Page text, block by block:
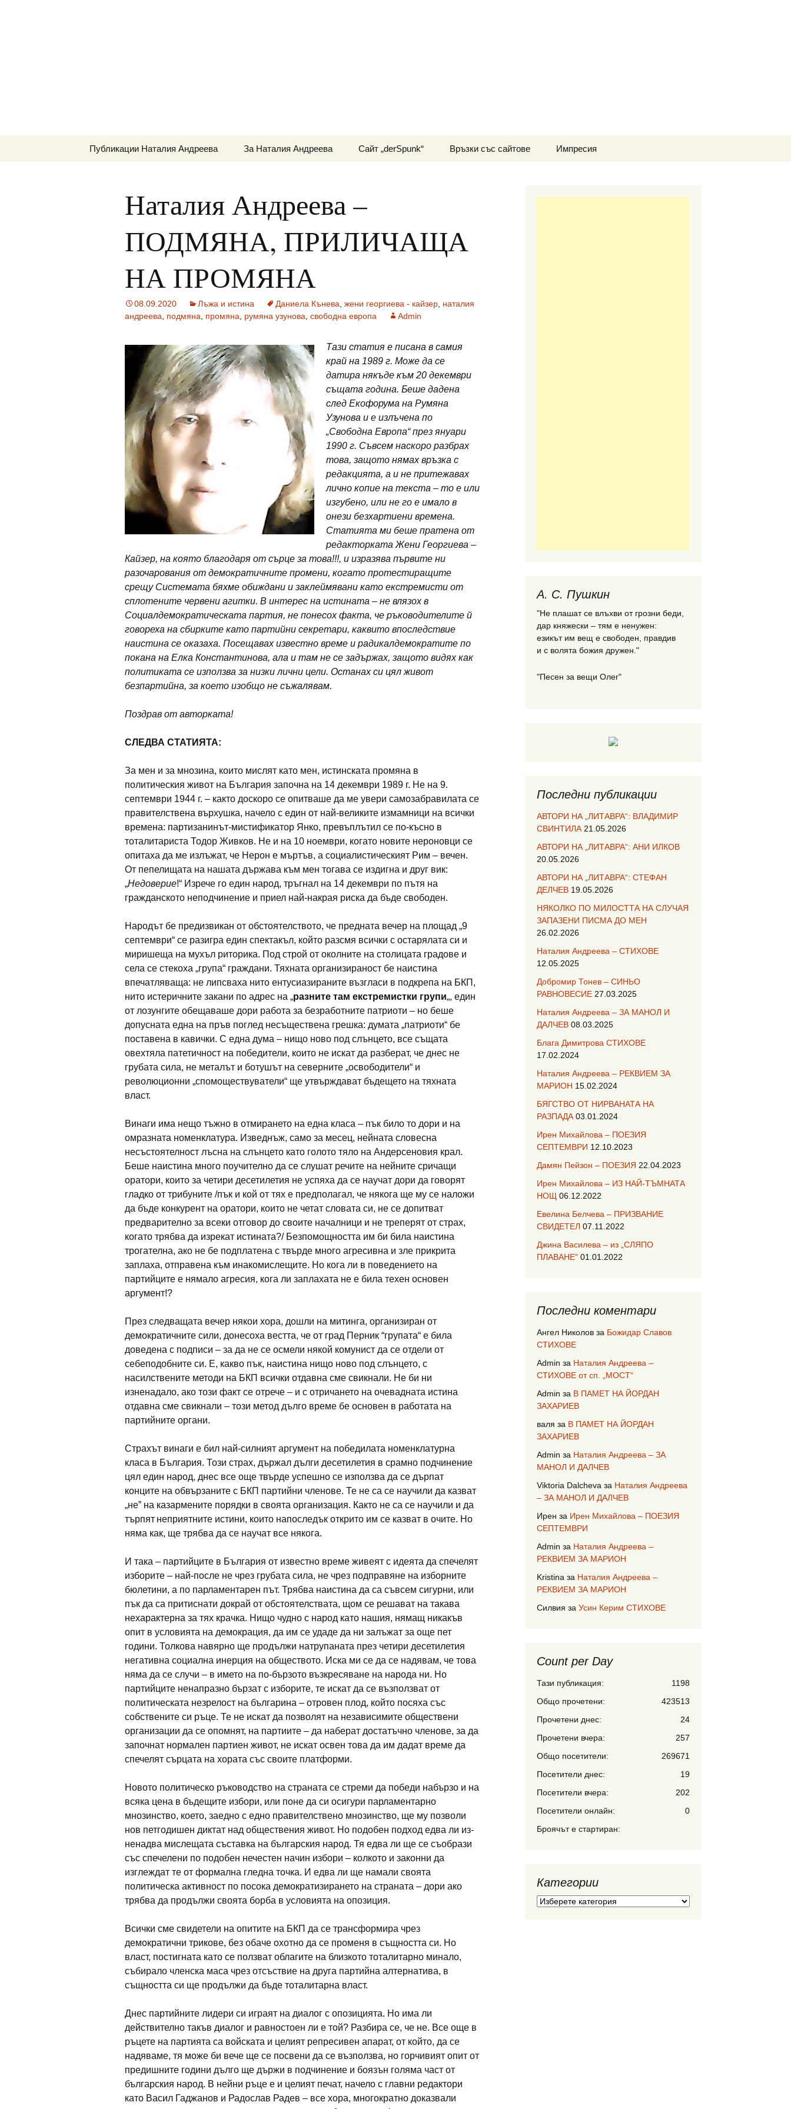
Публикации Наталия Андреева За Наталия Андреева Сайт „derSpunk“ Връзки със сайтове Импресия
Наталия Андреева –
ПОДМЯНА, ПРИЛИЧАЩА
НА ПРОМЯНА
08.09.2020 Лъжа и истина Даниела Кънева жени георгиева - кайзер наталия
андреева
подмяна промяна румяна узунова свободна европа Admin
Тази статия е писана в самия
край на 1989 г. Може да се
датира някъде към 20 декември
същата година. Беше дадена
след Екофорума на Румяна
Узунова и е излъчена по
„Свободна Европа“ през януари
1990 г. Съвсем наскоро разбрах
това, защото нямах връзка с
редакцията, а и не притежавах
лично копие на текста – то е или
изгубено, или не го е имало в
онези безхартиени времена.
Статията ми беше пратена от
редакторката Жени Георгиева –
Кайзер, на която благодаря от сърце за това!!!, и изразява първите ни
разочарования от демократичните промени, когато протестиращите
срещу Системата бяхме обиждани и заклеймявани като екстремисти от
сплотените червени агитки. В интерес на истината – не влязох в
Социалдемократическата партия, не понесох факта, че ръководителите й
говореха на сбирките като партийни секретари, каквито впоследствие
наистина се оказаха. Посещавах известно време и радикалдемократите по
покана на Елка Константинова, ала и там не се задържах, защото видях как
политиката се използва за низки лични цели. Останах си цял живот
безпартийна, за което изобщо не съжалявам.
Поздрав от авторката!
СЛЕДВА СТАТИЯТА:
За мен и за мнозина, които мислят като мен, истинската промяна в
политическия живот на България започна на 14 декември 1989 г. Не на 9.
септември 1944 г. – както доскоро се опитваше да ме увери самозабравилата се
правителствена върхушка, начело с един от най-великите измамници на всички
времена: партизанинът-мистификатор Янко, превъплътил се по-късно в
тоталитариста Тодор Живков. Не и на 10 ноември, когато новите нероновци се
опитаха да ме излъжат, че Нерон е мъртъв, а социалистическият Рим – вечен.
От пепелищата на нашата държава към мен тогава се издигна и друг вик:
„Недоверие!“ Изрече го един народ, тръгнал на 14 декември по пътя на
гражданското неподчинение и приел най-накрая риска да бъде свободен.
Народът бе предизвикан от обстоятелството, че предната ве­чер на площад „9
септември“ се разигра един спектакъл, който разсмя всички с остарялата си и
миришеща на мухъл риторика. Под строй от околните на столицата градове и
села се стекоха „група“ граждани. Тяхната организираност бе наистина
впечатляваща: не липсваха нито ентусиазираните възгласи в подкрепа на БКП,
нито истеричните закани по адрес на „разните там екстремистки групи„, един
от лозунгите обещаваше дори работа за безработ­ните патриоти – но беше
допусната една на пръв поглед несъщест­вена грешка: думата „патриоти“ бе
поставена в кавички. С една дума – нищо ново под слънцето, все същата
овехтяла патетичност на победители, които не искат да разберат, че днес не
грубата сила, не металът и ботушът на северните „освободители“ и
революционни „спомоществуватели“ ще утвърждават бъдещето на тяхната
власт.
Винаги има нещо тъжно в отмирането на една класа – пък било то дори и на
омразната номенклатура. Изведнъж, само за месец, нейната словесна
несъстоятелност лъсна на слънцето като голото тяло на Андерсеновия крал.
Беше наистина много поучително да се слушат речите на нейните сричащи
оратори, които за четири десетилетия не успяха да се научат дори да говорят
гладко от трибуните /пък и кой от тях е предполагал, че някога ще му се наложи
да бъде конкурент на оратори, които не четат словата си, не се допитват
предварително за всеки отговор до своите начални­ци и не треперят от страх,
когато трябва да изрекат истината?/ Безпомощността им би била наистина
трогателна, ако не бе подпла­тена с твърде много агресивна и зле прикрита
заплаха, отправена към инакомислещите. Но кога ли в поведението на
партийците е ня­мало агресия, кога ли заплахата не е била техен основен
аргумент!?
През следващата вечер някои хора, дошли на митинга, организиран от
демократичните сили, донесоха вестта, че от град Перник “групата“ е била
доведена с подписи – за да не се осмели някой комунист да се отдели от
себеподобните си. Е, какво пък, наистина нищо ново под слънцето, с
насилствените методи на БКП всички отдавна сме свикнали. Не би ни
изненадало, ако този факт се отрече – и с отричането на очевадната истина
отдавна сме свикнали – този метод дълго време бе основен в работата на
партийните органи.
Страхът винаги е бил най-силният аргумент на победилата номенклатурна
класа в България. Този страх, държал дълги десетилетия в срамно подчинение
цял един народ, днес все още твърде ус­пешно се използва да се дърпат
конците на обвързаните с БКП пар­тийни членове. Те не са се научили да казват
„не” на казармените порядки в своята организация. Както не са се научили и да
търпят неприятните истини, които напоследък открито им се казват в очи­те. Но
няма как, ще трябва да се научат все някога.
И така – партийците в България от известно време живеят с идеята да спечелят
изборите – най-после не чрез грубата сила, не чрез подправяне на изборните
бюлетини, а по парламентарен път. Трябва наистина да са съвсем сигурни, или
пък да са притиснати докрай от обстоятелствата, щом се решават на такава
нехарактерна за тях крачка. Нищо чудно с народ като нашия, нямащ никакъв
опит в условията на демокрация, да им се удаде да ни залъжат за още пет
години. Толкова навярно ще продължи натрупаната през четири десетилетия
негативна социална инерция на обществото. Ис­ка ми се да се надявам, че това
няма да се случи – в името на по-бързото възкресяване на народа ни. Но
партийците ненапразно бързат с изборите, те искат да се възползват от
политическата незрелост на българина – отровен плод, който посяха със
собстве­ните си ръце. Те не искат да позволят на независимите обществени
организации да се опомнят, на партиите – да наберат достатъчно членове, за да
започнат нормален партиен живот, не искат освен това да им дадат време да
спечелят сърцата на хората със своите платформи.
Новото политическо ръководство на страна­та се стреми да победи набързо и на
всяка цена в бъдещите избо­ри, или поне да си осигури парламентарно
мнозинство, което, заедно с едно правителствено мнозинство, ще му позволи
нов петгодишен диктат над обществения живот. Но подобен подход едва ли из­
ненадва мислещата съставка на българския народ. Тя едва ли ще се съобрази
със спечелени по подобен нечестен начин избори – колкото и законни да
изглеждат те от формална гледна точка. И едва ли ще намали своята
политическа активност по посока демократизирането на страната – дори ако
трябва да продължи своята борба в условията на опозиция.
Всички сме свидетели на опитите на БКП да се трансформира чрез
демократични трикове, без обаче охотно да се променя в същността си. Но
власт, постигната като се ползват обла­гите на близкото тоталитарно минало,
събирало членска маса чрез отсъствие на друга партийна алтернатива, в
същността си ще продължи да бъде тоталитарна власт.
Днес партийните лидери си играят на диалог с опозицията. Но има ли
действително такъв диалог и равностоен ли е той? Раз­бира се, че не. Все още в
ръцете на партията са войската и це­лият репресивен апарат, от който, да се
надяваме, тя може би вече ще се посвени да се възползва, но горчивият опит от
пре­дишните години дълго ще държи в подчинение и боязън голяма част от
българския народ. В нейни ръце е и целият печат, начело с главни редактори
като Васил Гаджанов и Радослав Радев – все хора, многократно доказвали
А. С. Пушкин
"Не плашат се влъхви от грозни беди,
дар княжески – тям е ненужен:
езикът им вещ е свободен, правдив
и с волята божия дружен."
"Песен за вещи Олег"
Последни публикации
АВТОРИ НА „ЛИТАВРА“: ВЛАДИМИР
СВИНТИЛА 21.05.2026
АВТОРИ НА „ЛИТАВРА“: АНИ ИЛКОВ
20.05.2026
АВТОРИ НА „ЛИТАВРА“: СТЕФАН
ДЕЛЧЕВ 19.05.2026
НЯКОЛКО ПО МИЛОСТТА НА СЛУЧАЯ
ЗАПАЗЕНИ ПИСМА ДО МЕН
26.02.2026
Наталия Андреева – СТИХОВЕ
12.05.2025
Добромир Тонев – СИНЬО
РАВНОВЕСИЕ 27.03.2025
Наталия Андреева – ЗА МАНОЛ И
ДАЛЧЕВ 08.03.2025
Блага Димитрова СТИХОВЕ
17.02.2024
Наталия Андреева – РЕКВИЕМ ЗА
МАРИОН 15.02.2024
БЯГСТВО ОТ НИРВАНАТА НА
РАЗПАДА 03.01.2024
Ирен Михайлова – ПОЕЗИЯ
СЕПТЕМВРИ 12.10.2023
Дамян Пейзон – ПОЕЗИЯ 22.04.2023
Ирен Михайлова – ИЗ НАЙ-ТЪМНАТА
НОЩ 06.12.2022
Евелина Белчева – ПРИЗВАНИЕ
СВИДЕТЕЛ 07.11.2022
Джина Василева – из „СЛЯПО
ПЛАВАНЕ“ 01.01.2022
Последни коментари
Ангел Николов за Божидар Славов
СТИХОВЕ
Admin за Наталия Андреева –
СТИХОВЕ от сп. „МОСТ“
Admin за В ПАМЕТ НА ЙОРДАН
ЗАХАРИЕВ
валя за В ПАМЕТ НА ЙОРДАН
ЗАХАРИЕВ
Admin за Наталия Андреева – ЗА
МАНОЛ И ДАЛЧЕВ
Viktoria Dalcheva за Наталия Андреева
– ЗА МАНОЛ И ДАЛЧЕВ
Ирен за Ирен Михайлова – ПОЕЗИЯ
СЕПТЕМВРИ
Admin за Наталия Андреева –
РЕКВИЕМ ЗА МАРИОН
Kristina за Наталия Андреева –
РЕКВИЕМ ЗА МАРИОН
Силвия за Усин Керим СТИХОВЕ
Count per Day
1198
Тази публикация:
423513
Общо прочетени:
24
Прочетени днес:
257
Прочетени вчера:
269671
Общо посетители:
19
Посетители днес:
202
Посетители вчера:
0
Посетители онлайн:
Броячът е стартиран:
Категории
Категории